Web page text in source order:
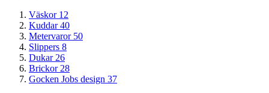
Väskor 12
Kuddar 40
Metervaror 50
Slippers 8
Dukar 26
Brickor 28
Gocken Jobs design 37